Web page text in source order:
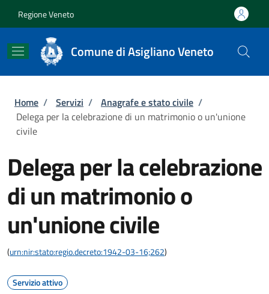
Regione Veneto
Comune di Asigliano Veneto
Briciole di pane
Home / Servizi / Anagrafe e stato civile /
Delega per la celebrazione di un matrimonio o un'unione
civile
Delega per la celebrazione
di un matrimonio o
un'unione civile
(urn:nir:stato:regio.decreto:1942-03-16;262)
Servizio attivo